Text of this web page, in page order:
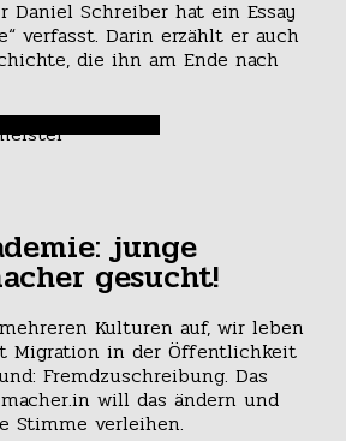
Daniel Schreiber hat ein Essay
verfasst. Darin erzählt er auch
die ihn am Ende nach
junge
gesucht!
Kulturen auf, wir leben
Migration in der Öffentlichkeit
Fremdzuschreibung. Das
will das ändern und
Stimme verleihen.